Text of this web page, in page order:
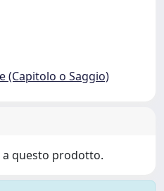
(Capitolo o Saggio)
a questo prodotto.